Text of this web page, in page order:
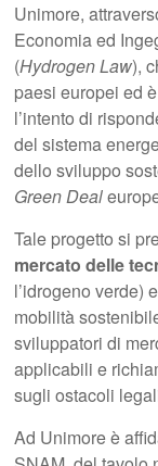
Unimore,
Economia ed
(Hydrogen Law),
paesi europei ed
l’intento di
del sistema
dello sviluppo
Green Deal
Tale progetto si
mercato delle
l’idrogeno verde)
mobilità
sviluppatori di
applicabili e
sugli ostacoli
Ad Unimore è